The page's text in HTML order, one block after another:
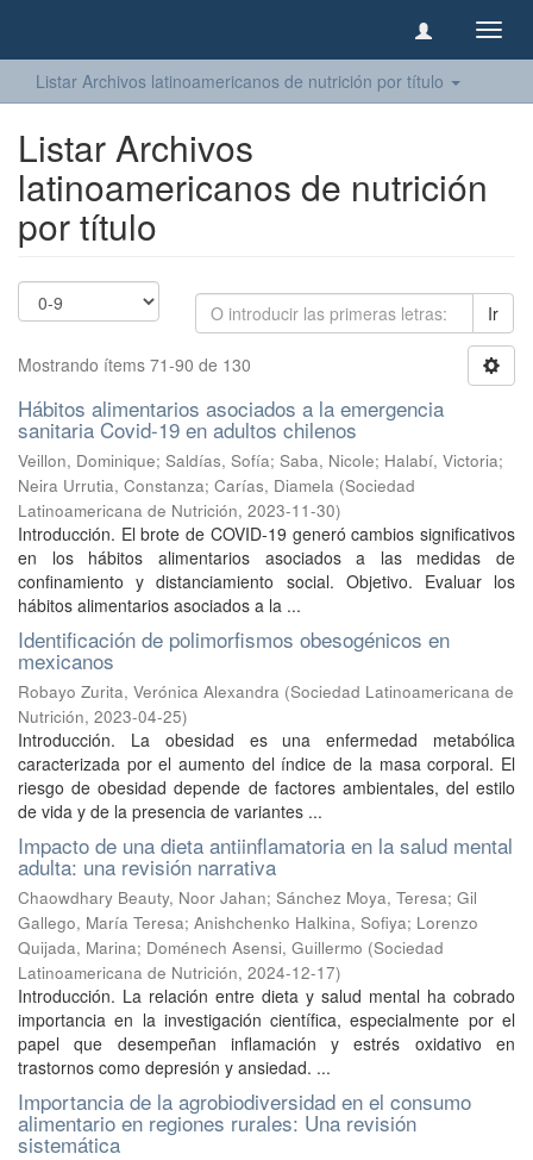
Listar Archivos latinoamericanos de nutrición por título
Listar Archivos
latinoamericanos de nutrición
por título
Ir
Mostrando ítems 71-90 de 130
Hábitos alimentarios asociados a la emergencia
sanitaria Covid-19 en adultos chilenos
Veillon, Dominique; Saldías, Sofía; Saba, Nicole; Halabí, Victoria;
Neira Urrutia, Constanza; Carías, Diamela (Sociedad
Latinoamericana de Nutrición, 2023-11-30)
Introducción. El brote de COVID-19 generó cambios significativos
en los hábitos alimentarios asociados a las medidas de
confinamiento y distanciamiento social. Objetivo. Evaluar los
hábitos alimentarios asociados a la ...
Identificación de polimorfismos obesogénicos en
mexicanos
Robayo Zurita, Verónica Alexandra (Sociedad Latinoamericana de
Nutrición, 2023-04-25)
Introducción. La obesidad es una enfermedad metabólica
caracterizada por el aumento del índice de la masa corporal. El
riesgo de obesidad depende de factores ambientales, del estilo
de vida y de la presencia de variantes ...
Impacto de una dieta antiinflamatoria en la salud mental
adulta: una revisión narrativa
Chaowdhary Beauty, Noor Jahan; Sánchez Moya, Teresa; Gil
Gallego, María Teresa; Anishchenko Halkina, Sofiya; Lorenzo
Quijada, Marina; Doménech Asensi, Guillermo (Sociedad
Latinoamericana de Nutrición, 2024-12-17)
Introducción. La relación entre dieta y salud mental ha cobrado
importancia en la investigación científica, especialmente por el
papel que desempeñan inflamación y estrés oxidativo en
trastornos como depresión y ansiedad. ...
Importancia de la agrobiodiversidad en el consumo
alimentario en regiones rurales: Una revisión
sistemática